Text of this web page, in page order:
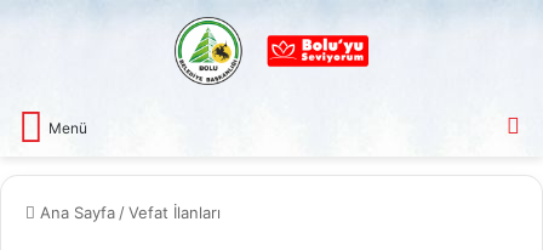
Menü
Ana Sayfa /Vefat İlanları